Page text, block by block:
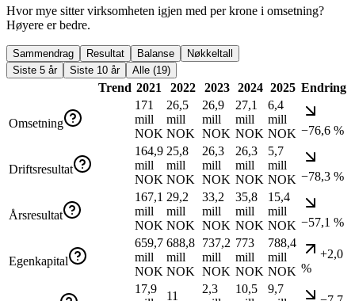
Hvor mye sitter virksomheten igjen med per krone i omsetning?
Høyere er bedre.
Sammendrag Resultat Balanse
Nøkkeltall
Siste 5 år
Siste 10 år Alle (19)
Trend 2021 2022 2023 2024 2025 Endring
Omsetning
171
mill
NOK
26,5
mill
NOK
26,9
mill
NOK
27,1
mill
NOK
6,4
mill
NOK −76,6 %
Driftsresultat
164,9
mill
NOK
25,8
mill
NOK
26,3
mill
NOK
26,3
mill
NOK
5,7
mill
NOK −78,3 %
Årsresultat
167,1
mill
NOK
29,2
mill
NOK
33,2
mill
NOK
35,8
mill
NOK
15,4
mill
NOK −57,1 %
Egenkapital
659,7
mill
NOK
688,8
mill
NOK
737,2
mill
NOK
773
mill
NOK
788,4
mill
NOK
+2,0
%
17,9
11
2,3
10,5
9,7